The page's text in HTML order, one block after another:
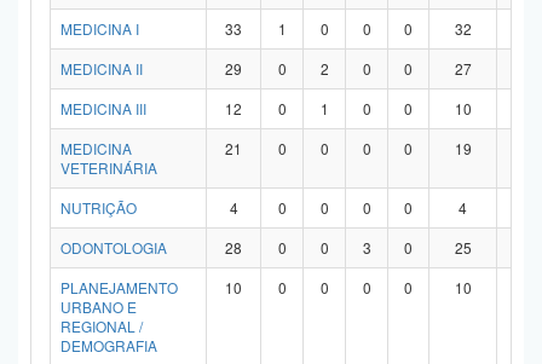
MEDICINA I
33 1 0 0 0 32
MEDICINA II
29 0 2 0 0 27
MEDICINA III
12 0 1 0 0 10
MEDICINA
VETERINÁRIA
21 0 0 0 0 19
NUTRIÇÃO 4 0 0 0 0 4
ODONTOLOGIA
28 0 0 3 0 25
PLANEJAMENTO
URBANO E
REGIONAL /
DEMOGRAFIA
10 0 0 0 0 10